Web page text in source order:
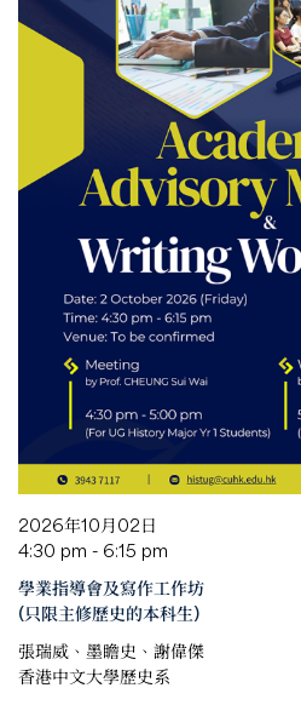
2026年10月02日
4:30 pm - 6:15 pm
學業指導會及寫作工作坊
(只限主修歷史的本科生)
張瑞威、墨瞻史、謝偉傑
香港中文大學歷史系